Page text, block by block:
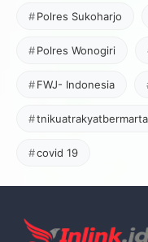
Polres Sukoharjo
Polres Wonogiri
FWJ- Indonesia
covid 19